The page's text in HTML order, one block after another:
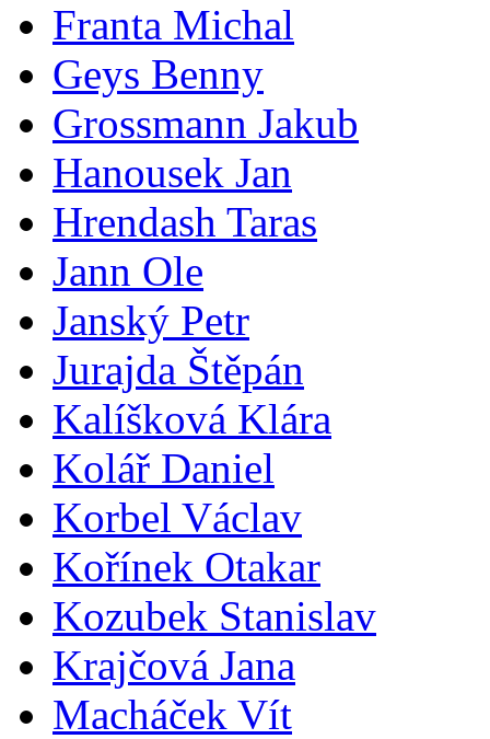
Franta Michal
Geys Benny
Grossmann Jakub
Hanousek Jan
Hrendash Taras
Jann Ole
Janský Petr
Jurajda Štěpán
Kalíšková Klára
Kolář Daniel
Korbel Václav
Kořínek Otakar
Kozubek Stanislav
Krajčová Jana
Macháček Vít